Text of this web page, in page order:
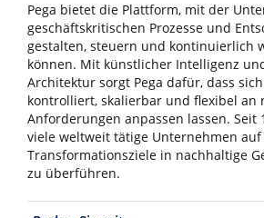
Pega bietet die Plattform, mit der
geschäftskritischen Prozesse und
gestalten, steuern und kontinuierlich
können. Mit künstlicher Intelligenz
Architektur sorgt Pega dafür, dass
kontrolliert, skalierbar und flexibel an
Anforderungen anpassen lassen. Seit
viele weltweit tätige Unternehmen auf
Transformationsziele in nachhaltige
zu überführen.